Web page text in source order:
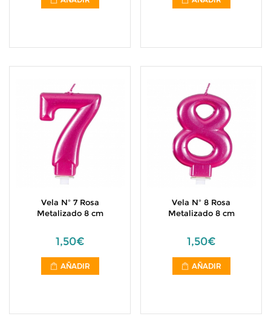
Vela Nº 7 Rosa
Metalizado 8 cm
1,50€
AÑADIR
Vela Nº 8 Rosa
Metalizado 8 cm
1,50€
AÑADIR